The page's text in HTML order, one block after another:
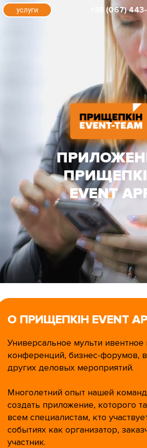
+38 (067)
услуги
EVENT
О ПРИЩЕПКІН EVENT
Универсальное мульти
конференций, бизнес-форумов,
других деловых мероприятий.
Многолетний опыт нашей
создать приложение, которого
всем специалистам, кто
событиях как организатор,
участник.